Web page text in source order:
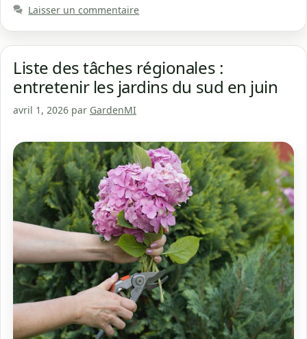
Laisser un commentaire
Liste des tâches régionales :
entretenir les jardins du sud en juin
avril 1, 2026 par GardenMI